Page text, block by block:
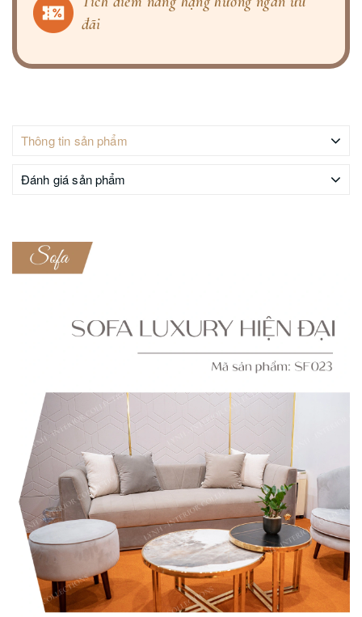
đãi
Thông tin sản phẩm
Đánh giá sản phẩm